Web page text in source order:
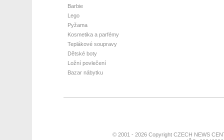
Barbie
Lego
Pyžama
Kosmetika a parfémy
Teplákové soupravy
Dětské boty
Ložní povlečení
Bazar nábytku
© 2001 - 2026 Copyright CZECH NEWS